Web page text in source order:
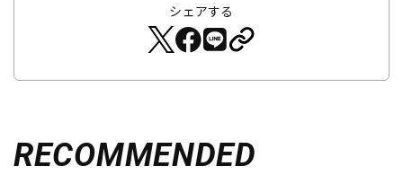
シェアする
RECOMMENDED